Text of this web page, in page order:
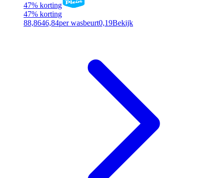
47% korting
47% korting
88,8646,84per wasbeurt0,19Bekijk